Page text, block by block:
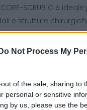
Do Not Process My
of the sale, sharing to
personal or sensitive
by us, please use the
SCRUB C è
e strutture
clorexidina per
di interventi chirurgici,
igienica e riducendo